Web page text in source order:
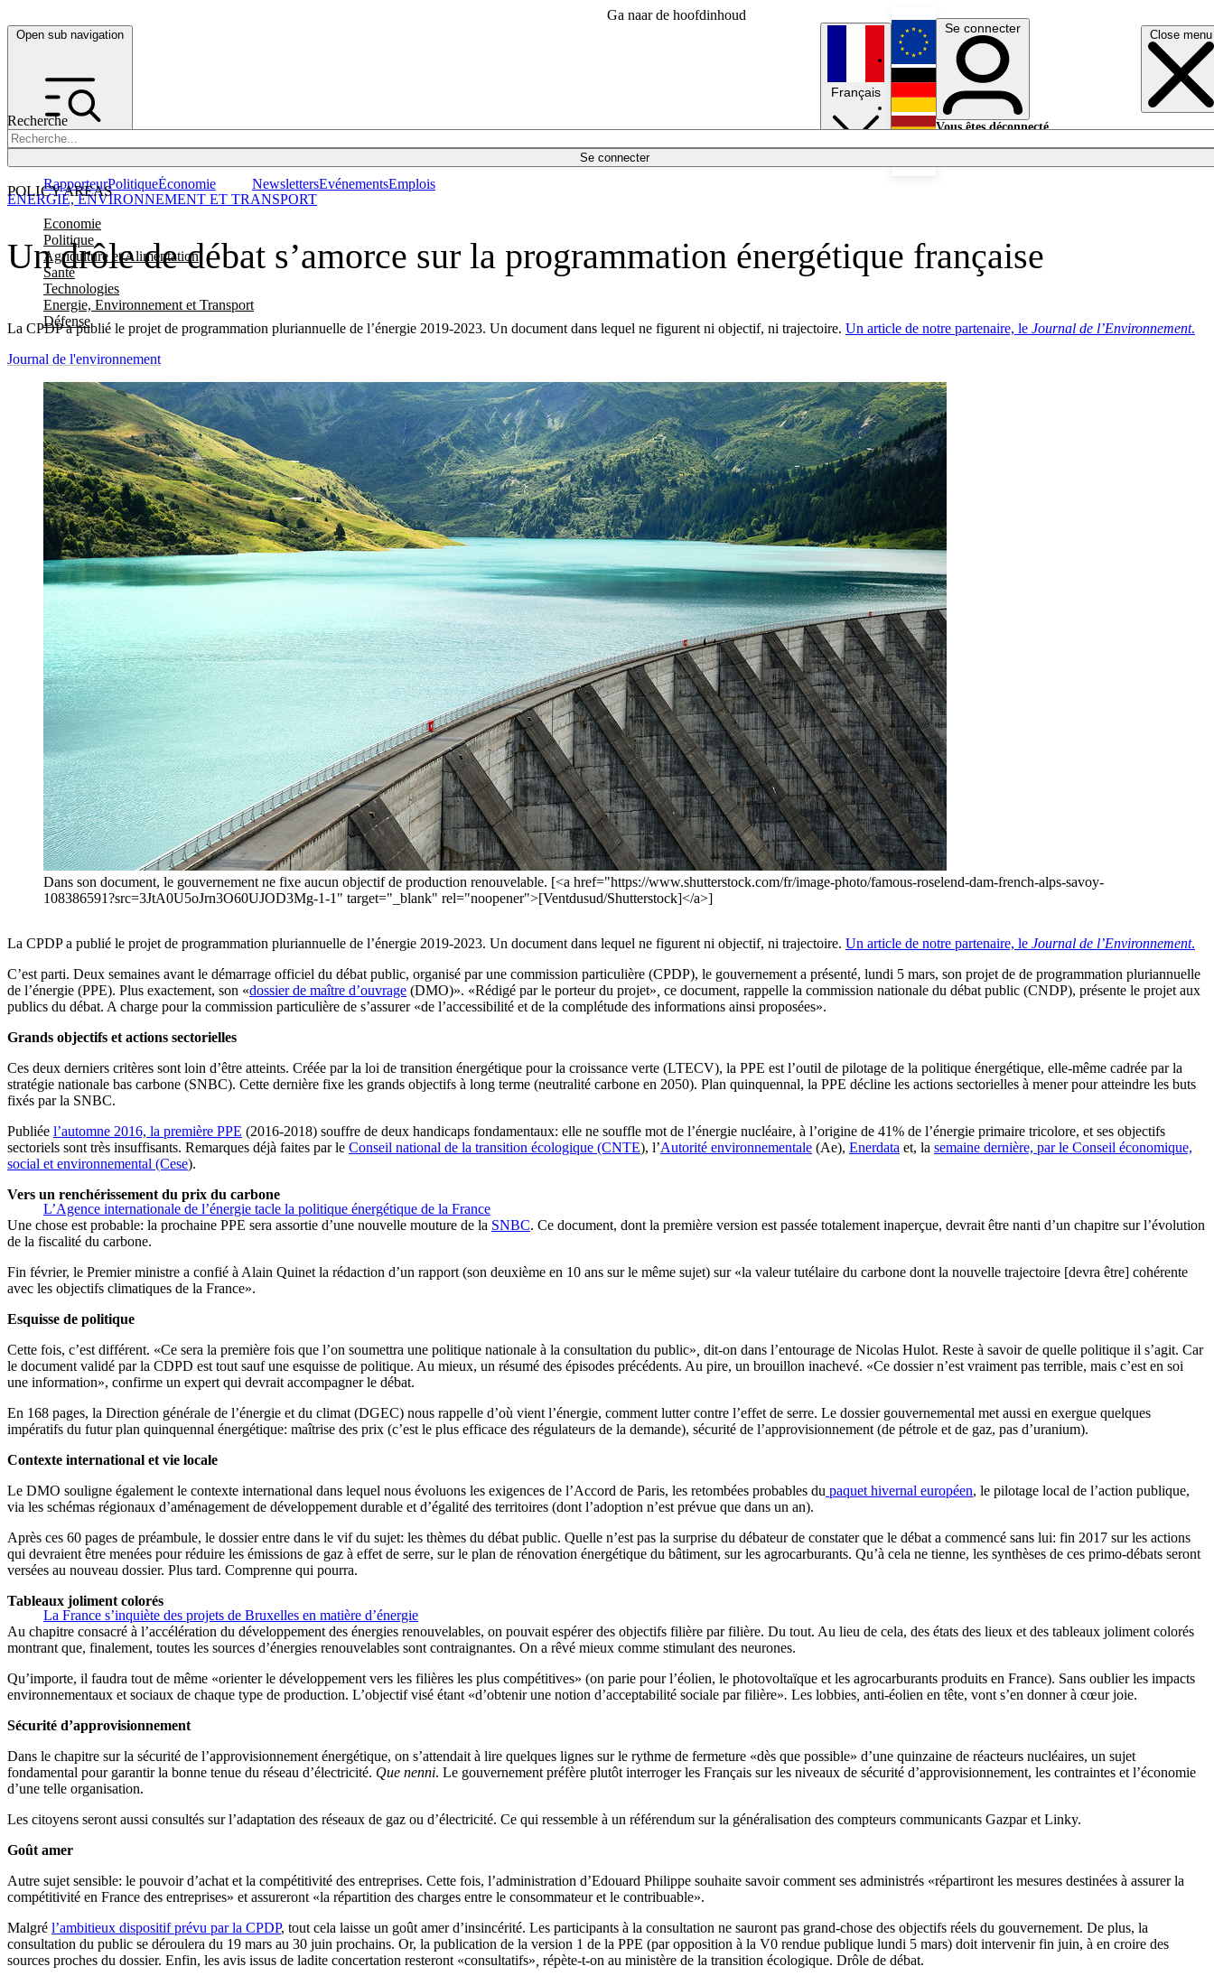
Ga naar de hoofdinhoud
Open sub navigation Close menu
Recherche
Se connecter
POLICY AREAS
Economie
Politique
Agriculture et Alimentation
Santé
Technologies
Energie, Environnement et Transport
Défense
RapporteurPolitiqueÉconomie NewslettersEvénementsEmplois
Français
English
Deutsch
Se connecter
Vous êtes déconnecté.
Un drôle de débat s’amorce sur la programmation énergétique française
La CPDP a publié le projet de programmation pluriannuelle de l’énergie 2019-2023. Un document dans lequel ne figurent ni objectif, ni trajectoire. Un article de notre partenaire, le Journal de l’Environnement.
ENERGIE, ENVIRONNEMENT ET TRANSPORT
Journal de l'environnement
Dans son document, le gouvernement ne fixe aucun objectif de production renouvelable. [<a href="https://www.shutterstock.com/fr/image-photo/famous-roselend-dam-french-alps-savoy-
108386591?src=3JtA0U5oJrn3O60UJOD3Mg-1-1" target="_blank" rel="noopener">[Ventdusud/Shutterstock]</a>]
La CPDP a publié le projet de programmation pluriannuelle de l’énergie 2019-2023. Un document dans lequel ne figurent ni objectif, ni trajectoire. Un article de notre partenaire, le Journal de l’Environnement.
C’est parti. Deux semaines avant le démarrage officiel du débat public, organisé par une commission particulière (CPDP), le gouvernement a présenté, lundi 5 mars, son projet de de programmation pluriannuelle
de l’énergie (PPE). Plus exactement, son «dossier de maître d’ouvrage (DMO)». «Rédigé par le porteur du projet» ce document, rappelle la commission nationale du débat public (CNDP), présente le projet aux
publics du débat. A charge pour la commission particulière de s’assurer «de l’accessibilité et de la complétude des informations ainsi proposées».
Grands objectifs et actions sectorielles
Ces deux derniers critères sont loin d’être atteints. Créée par la loi de transition énergétique pour la croissance verte (LTECV), la PPE est l’outil de pilotage de la politique énergétique, elle-même cadrée par la
stratégie nationale bas carbone (SNBC). Cette dernière fixe les grands objectifs à long terme (neutralité carbone en 2050). Plan quinquennal, la PPE décline les actions sectorielles à mener pour atteindre les buts
fixés par la SNBC.
Publiée l’automne 2016, la première PPE (2016-2018) souffre de deux handicaps fondamentaux: elle ne souffle mot de l’énergie nucléaire, à l’origine de 41% de l’énergie primaire tricolore, et ses objectifs
sectoriels sont très insuffisants. Remarques déjà faites par le Conseil national de la transition écologique (CNTE), l’Autorité environnementale (Ae), Enerdata et, la semaine dernière, par le Conseil économique,
social et environnemental (Cese).
L’Agence internationale de l’énergie tacle la politique énergétique de la France
Vers un renchérissement du prix du carbone
Une chose est probable: la prochaine PPE sera assortie d’une nouvelle mouture de la SNBC. Ce document, dont la première version est passée totalement inaperçue, devrait être nanti d’un chapitre sur l’évolution
de la fiscalité du carbone.
Fin février, le Premier ministre a confié à Alain Quinet la rédaction d’un rapport (son deuxième en 10 ans sur le même sujet) sur «la valeur tutélaire du carbone dont la nouvelle trajectoire [devra être] cohérente
avec les objectifs climatiques de la France».
Esquisse de politique
Cette fois, c’est différent. «Ce sera la première fois que l’on soumettra une politique nationale à la consultation du public» dit-on dans l’entourage de Nicolas Hulot. Reste à savoir de quelle politique il s’agit. Car
le document validé par la CDPD est tout sauf une esquisse de politique. Au mieux, un résumé des épisodes précédents. Au pire, un brouillon inachevé. «Ce dossier n’est vraiment pas terrible, mais c’est en soi
une information», confirme un expert qui devrait accompagner le débat.
En 168 pages, la Direction générale de l’énergie et du climat (DGEC) nous rappelle d’où vient l’énergie, comment lutter contre l’effet de serre. Le dossier gouvernemental met aussi en exergue quelques
impératifs du futur plan quinquennal énergétique: maîtrise des prix (c’est le plus efficace des régulateurs de la demande), sécurité de l’approvisionnement (de pétrole et de gaz, pas d’uranium).
Contexte international et vie locale
Le DMO souligne également le contexte international dans lequel nous évoluons les exigences de l’Accord de Paris, les retombées probables du paquet hivernal européen, le pilotage local de l’action publique,
via les schémas régionaux d’aménagement de développement durable et d’égalité des territoires (dont l’adoption n’est prévue que dans un an).
Après ces 60 pages de préambule, le dossier entre dans le vif du sujet: les thèmes du débat public. Quelle n’est pas la surprise du débateur de constater que le débat a commencé sans lui: fin 2017 sur les actions
qui devraient être menées pour réduire les émissions de gaz à effet de serre, sur le plan de rénovation énergétique du bâtiment, sur les agrocarburants. Qu’à cela ne tienne, les synthèses de ces primo-débats seront
versées au nouveau dossier. Plus tard. Comprenne qui pourra.
La France s’inquiète des projets de Bruxelles en matière d’énergie
Tableaux joliment colorés
Au chapitre consacré à l’accélération du développement des énergies renouvelables, on pouvait espérer des objectifs filière par filière. Du tout. Au lieu de cela, des états des lieux et des tableaux joliment colorés
montrant que, finalement, toutes les sources d’énergies renouvelables sont contraignantes. On a rêvé mieux comme stimulant des neurones.
Qu’importe, il faudra tout de même «orienter le développement vers les filières les plus compétitives» (on parie pour l’éolien, le photovoltaïque et les agrocarburants produits en France). Sans oublier les impacts
environnementaux et sociaux de chaque type de production. L’objectif visé étant «d’obtenir une notion d’acceptabilité sociale par filière». Les lobbies anti-éolien en tête, vont s’en donner à cœur joie.
Sécurité d’approvisionnement
Dans le chapitre sur la sécurité de l’approvisionnement énergétique, on s’attendait à lire quelques lignes sur le rythme de fermeture «dès que possible» d’une quinzaine de réacteurs nucléaires, un sujet
fondamental pour garantir la bonne tenue du réseau d’électricité. Que nenni. Le gouvernement préfère plutôt interroger les Français sur les niveaux de sécurité d’approvisionnement, les contraintes et l’économie
d’une telle organisation.
Les citoyens seront aussi consultés sur l’adaptation des réseaux de gaz ou d’électricité. Ce qui ressemble à un référendum sur la généralisation des compteurs communicants Gazpar et Linky.
Goût amer
Autre sujet sensible: le pouvoir d’achat et la compétitivité des entreprises. Cette fois, l’administration d’Edouard Philippe souhaite savoir comment ses administrés «répartiront les mesures destinées à assurer la
compétitivité en France des entreprises» et assureront «la répartition des charges entre le consommateur et le contribuable».
Malgré l’ambitieux dispositif prévu par la CPDP, tout cela laisse un goût amer d’insincérité. Les participants à la consultation ne sauront pas grand-chose des objectifs réels du gouvernement. De plus, la
consultation du public se déroulera du 19 mars au 30 juin prochains. Or, la publication de la version 1 de la PPE (par opposition à la V0 rendue publique lundi 5 mars) doit intervenir fin juin, à en croire des
sources proches du dossier. Enfin, les avis issus de ladite concertation resteront «consultatifs» répète-t-on au ministère de la transition écologique. Drôle de débat.